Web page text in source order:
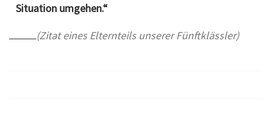
Situation umgehen.“
(Zitat eines Elternteils unserer Fünftklässler)